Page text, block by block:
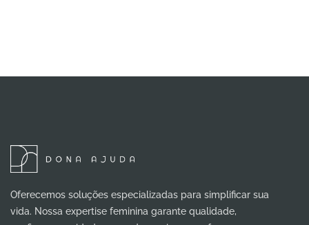
Oferecemos soluções especializadas para simplificar sua
vida. Nossa expertise feminina garante qualidade,